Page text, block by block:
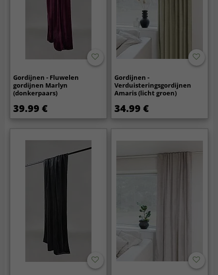
Gordijnen - Fluwelen
gordijnen Marlyn
(donkerpaars)
39.99 €
Gordijnen -
Verduisteringsgordijnen
Amaris (licht groen)
34.99 €